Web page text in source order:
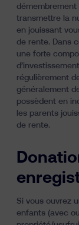
transmettre la
en jouissant
de rente. Dans
une forte
régulièrement
généralement
possèdent en
les parents
de rente.
Si vous ouvrez
enfants (avec